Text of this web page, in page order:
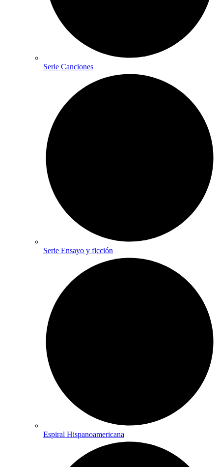
Serie Canciones
Serie Ensayo y ficción
Espiral Hispanoamericana